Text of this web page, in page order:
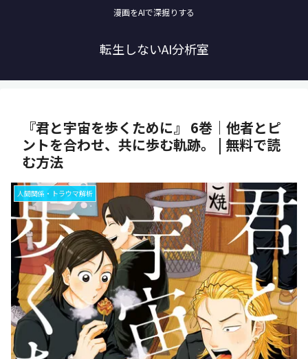
漫画をAIで深掘りする
転生しないAI分析室
『君と宇宙を歩くために』 6巻｜他者とピ
ントを合わせ、共に歩む軌跡。 | 無料で読
む方法
人間関係・トラウマ解析